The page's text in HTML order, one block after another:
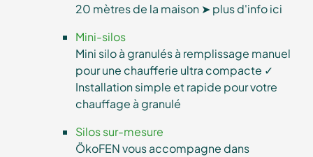
20 mètres de la maison ➤ plus d'info ici
Mini-silos
Mini silo à granulés à remplissage manuel
pour une chaufferie ultra compacte ✓
Installation simple et rapide pour votre
chauffage à granulé
Silos sur-mesure
ÖkoFEN vous accompagne dans